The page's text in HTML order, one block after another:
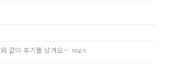
같이 후기를 남겨요… 더보기